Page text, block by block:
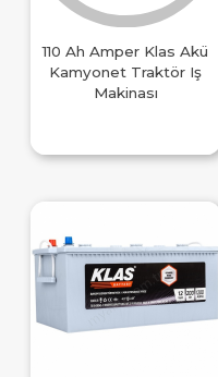
110 Ah Amper Klas Akü
Kamyonet Traktör Iş
Makinası